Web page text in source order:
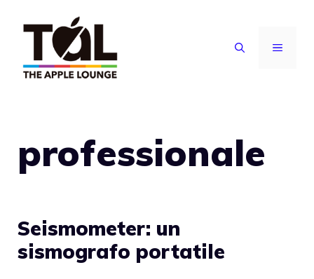
contenuto
MENU
professionale
Seismometer: un
sismografo portatile